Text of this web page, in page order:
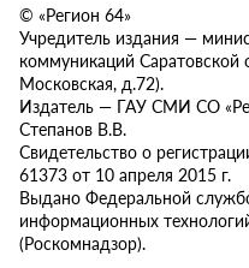
© «Регион 64»
Учредитель издания —
коммуникаций Саратовской
Московская, д.72).
Издатель — ГАУ СМИ СО
Степанов В.В.
Свидетельство о
61373 от 10 апреля 2015 г.
Выдано Федеральной
информационных
(Роскомнадзор).